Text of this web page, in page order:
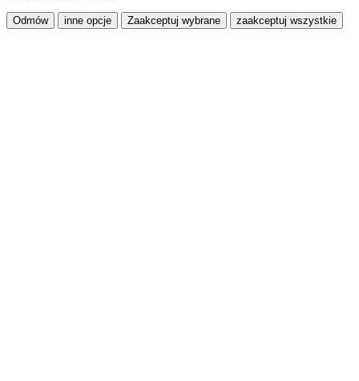
Odmów inne opcje Zaakceptuj wybrane zaakceptuj wszystkie